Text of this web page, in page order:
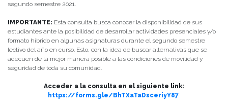
segundo semestre 2021.
IMPORTANTE: Esta consulta busca conocer la disponibilidad de sus
estudiantes ante la posibilidad de desarrollar actividades presenciales y/o
formato híbrido en algunas asignaturas durante el segundo semestre
lectivo del año en curso. Esto, con la idea de buscar alternativas que se
adecuen de la mejor manera posible a las condiciones de movilidad y
seguridad de toda su comunidad.
Acceder a la consulta en el siguiente link:
https://forms.gle/BhTXaTaDsceriyY87